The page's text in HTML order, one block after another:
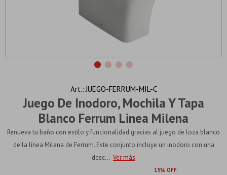
Juego De Inodoro, Mochila Y Tapa
Blanco Ferrum Linea Milena
JUEGO-FERRUM-MIL-C
Renueva tu baño con estilo y funcionalidad gracias al juego de loza blanco
de la línea Milena de Ferrum. Este conjunto incluye un inodoro con una
desc... Ver más
15